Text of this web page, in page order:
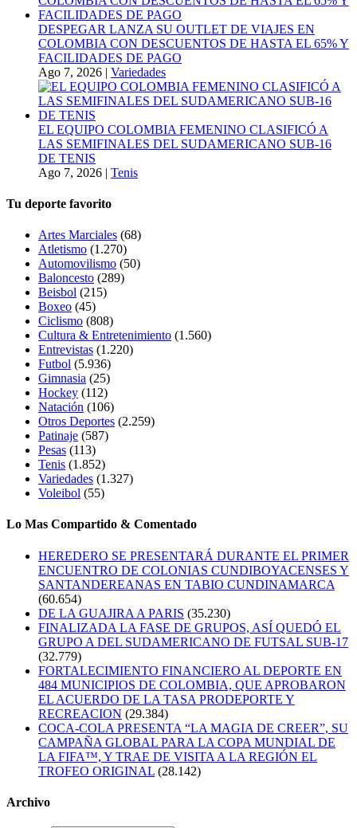
DESPEGAR LANZA SU OUTLET DE VIAJES EN
COLOMBIA CON DESCUENTOS DE HASTA EL 65% Y
FACILIDADES DE PAGO
Ago 7, 2026 | Variedades
EL EQUIPO COLOMBIA FEMENINO CLASIFICÓ A
LAS SEMIFINALES DEL SUDAMERICANO SUB-16
DE TENIS
Ago 7, 2026 | Tenis
Tu deporte favorito
Artes Marciales (68)
Atletismo (1.270)
Automovilismo (50)
Baloncesto (289)
Beisbol (215)
Boxeo (45)
Ciclismo (808)
Cultura & Entretenimiento (1.560)
Entrevistas (1.220)
Futbol (5.936)
Gimnasia (25)
Hockey (112)
Natación (106)
Otros Deportes (2.259)
Patinaje (587)
Pesas (113)
Tenis (1.852)
Variedades (1.327)
Voleibol (55)
Lo Mas Compartido & Comentado
HEREDERO SE PRESENTARÁ DURANTE EL PRIMER
ENCUENTRO DE COLONIAS CUNDIBOYACENSES Y
SANTANDEREANAS EN TABIO CUNDINAMARCA
(60.654)
DE LA GUAJIRA A PARIS (35.230)
FINALIZADA LA FASE DE GRUPOS, ASÍ QUEDÓ EL
GRUPO A DEL SUDAMERICANO DE FUTSAL SUB-17
(32.779)
FORTALECIMIENTO FINANCIERO AL DEPORTE EN
484 MUNICIPIOS DE COLOMBIA, QUE APROBARON
EL ACUERDO DE LA TASA PRODEPORTE Y
RECREACION (29.384)
COCA-COLA PRESENTA “LA MAGIA DE CREER”, SU
CAMPAÑA GLOBAL PARA LA COPA MUNDIAL DE
LA FIFA™, Y TRAE DE VISITA A LA REGIÓN EL
TROFEO ORIGINAL (28.142)
Archivo